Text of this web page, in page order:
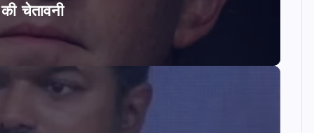
की चेतावनी